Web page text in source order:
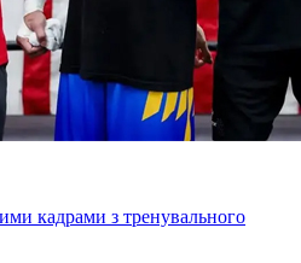
кадрами з тренувального